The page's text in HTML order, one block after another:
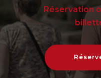
Réservation